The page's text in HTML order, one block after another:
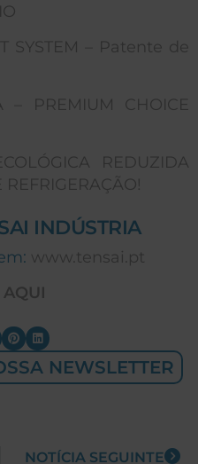
SYSTEM – Patente de
– PREMIUM CHOICE
REDUZIDA
INDÚSTRIA
www.tensai.pt
AQUI
NEWSLETTER
NOTÍCIA SEGUINTE